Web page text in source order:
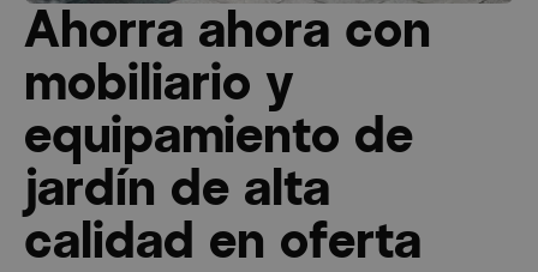
Ahorra ahora con
mobiliario y
equipamiento de
jardín de alta
calidad en oferta